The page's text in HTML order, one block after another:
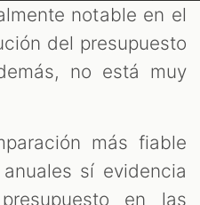
notable en el
del presupuesto
no está muy
más fiable
sí evidencia
en las